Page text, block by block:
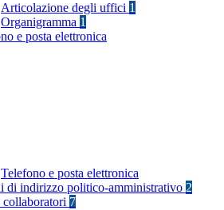
Articolazione degli uffici 1
Organigramma 1
e posta elettronica
Telefono e posta elettronica
di indirizzo politico-amministrativo 2
7